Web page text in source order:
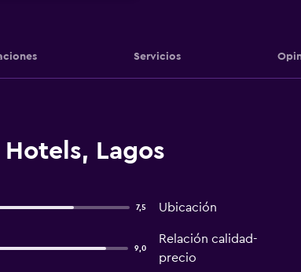
Servicios
Lagos
7,5 Ubicación
9,0
Relación calidad-
precio